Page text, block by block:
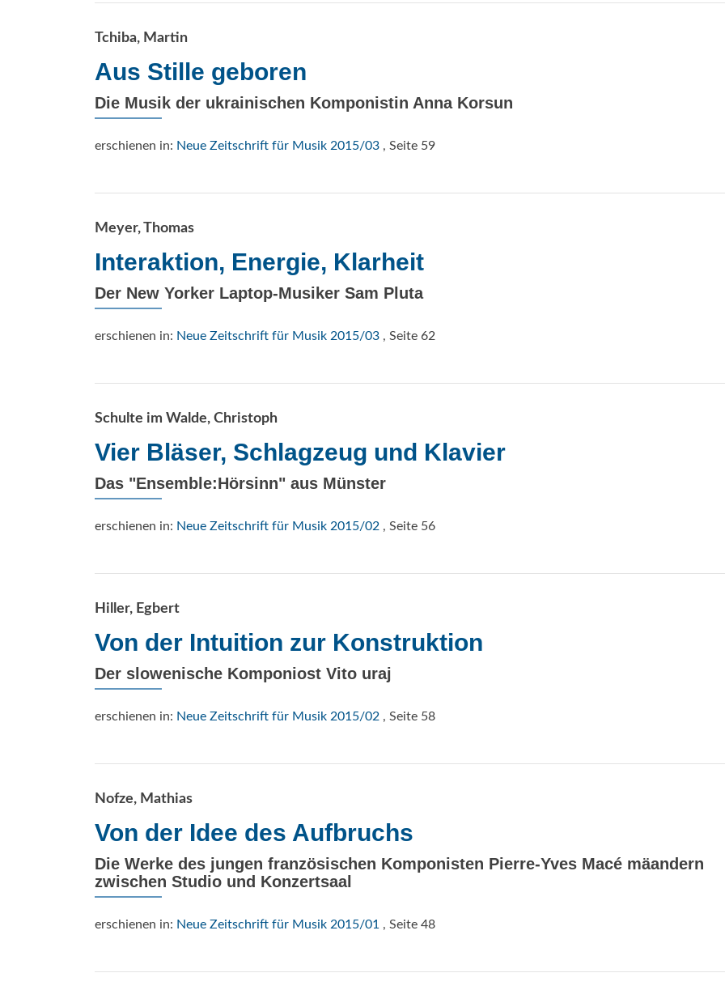
Tchiba, Martin
Aus Stille geboren
Die Musik der ukrainischen Komponistin Anna Korsun
erschienen in: Neue Zeitschrift für Musik 2015/03 , Seite 59
Meyer, Thomas
Interaktion, Energie, Klarheit
Der New Yorker Laptop-Musiker Sam Pluta
erschienen in: Neue Zeitschrift für Musik 2015/03 , Seite 62
Schulte im Walde, Christoph
Vier Bläser, Schlagzeug und Klavier
Das "Ensemble:Hörsinn" aus Münster
erschienen in: Neue Zeitschrift für Musik 2015/02 , Seite 56
Hiller, Egbert
Von der Intuition zur Konstruktion
Der slowenische Komponiost Vito uraj
erschienen in: Neue Zeitschrift für Musik 2015/02 , Seite 58
Nofze, Mathias
Von der Idee des Aufbruchs
Die Werke des jungen französischen Komponisten Pierre-Yves Macé mäandern
zwischen Studio und Konzertsaal
erschienen in: Neue Zeitschrift für Musik 2015/01 , Seite 48